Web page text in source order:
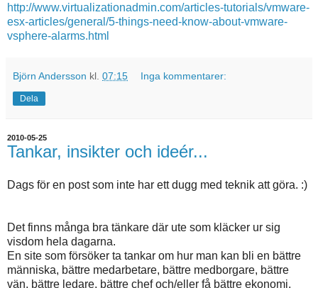
http://www.virtualizationadmin.com/articles-tutorials/vmware-
esx-articles/general/5-things-need-know-about-vmware-
vsphere-alarms.html
Björn Andersson kl. 07:15 Inga kommentarer:
Dela
2010-05-25
Tankar, insikter och ideér...
Dags för en post som inte har ett dugg med teknik att göra. :)
Det finns många bra tänkare där ute som kläcker ur sig
visdom hela dagarna.
En site som försöker ta tankar om hur man kan bli en bättre
människa, bättre medarbetare, bättre medborgare, bättre
vän, bättre ledare, bättre chef och/eller få bättre ekonomi,